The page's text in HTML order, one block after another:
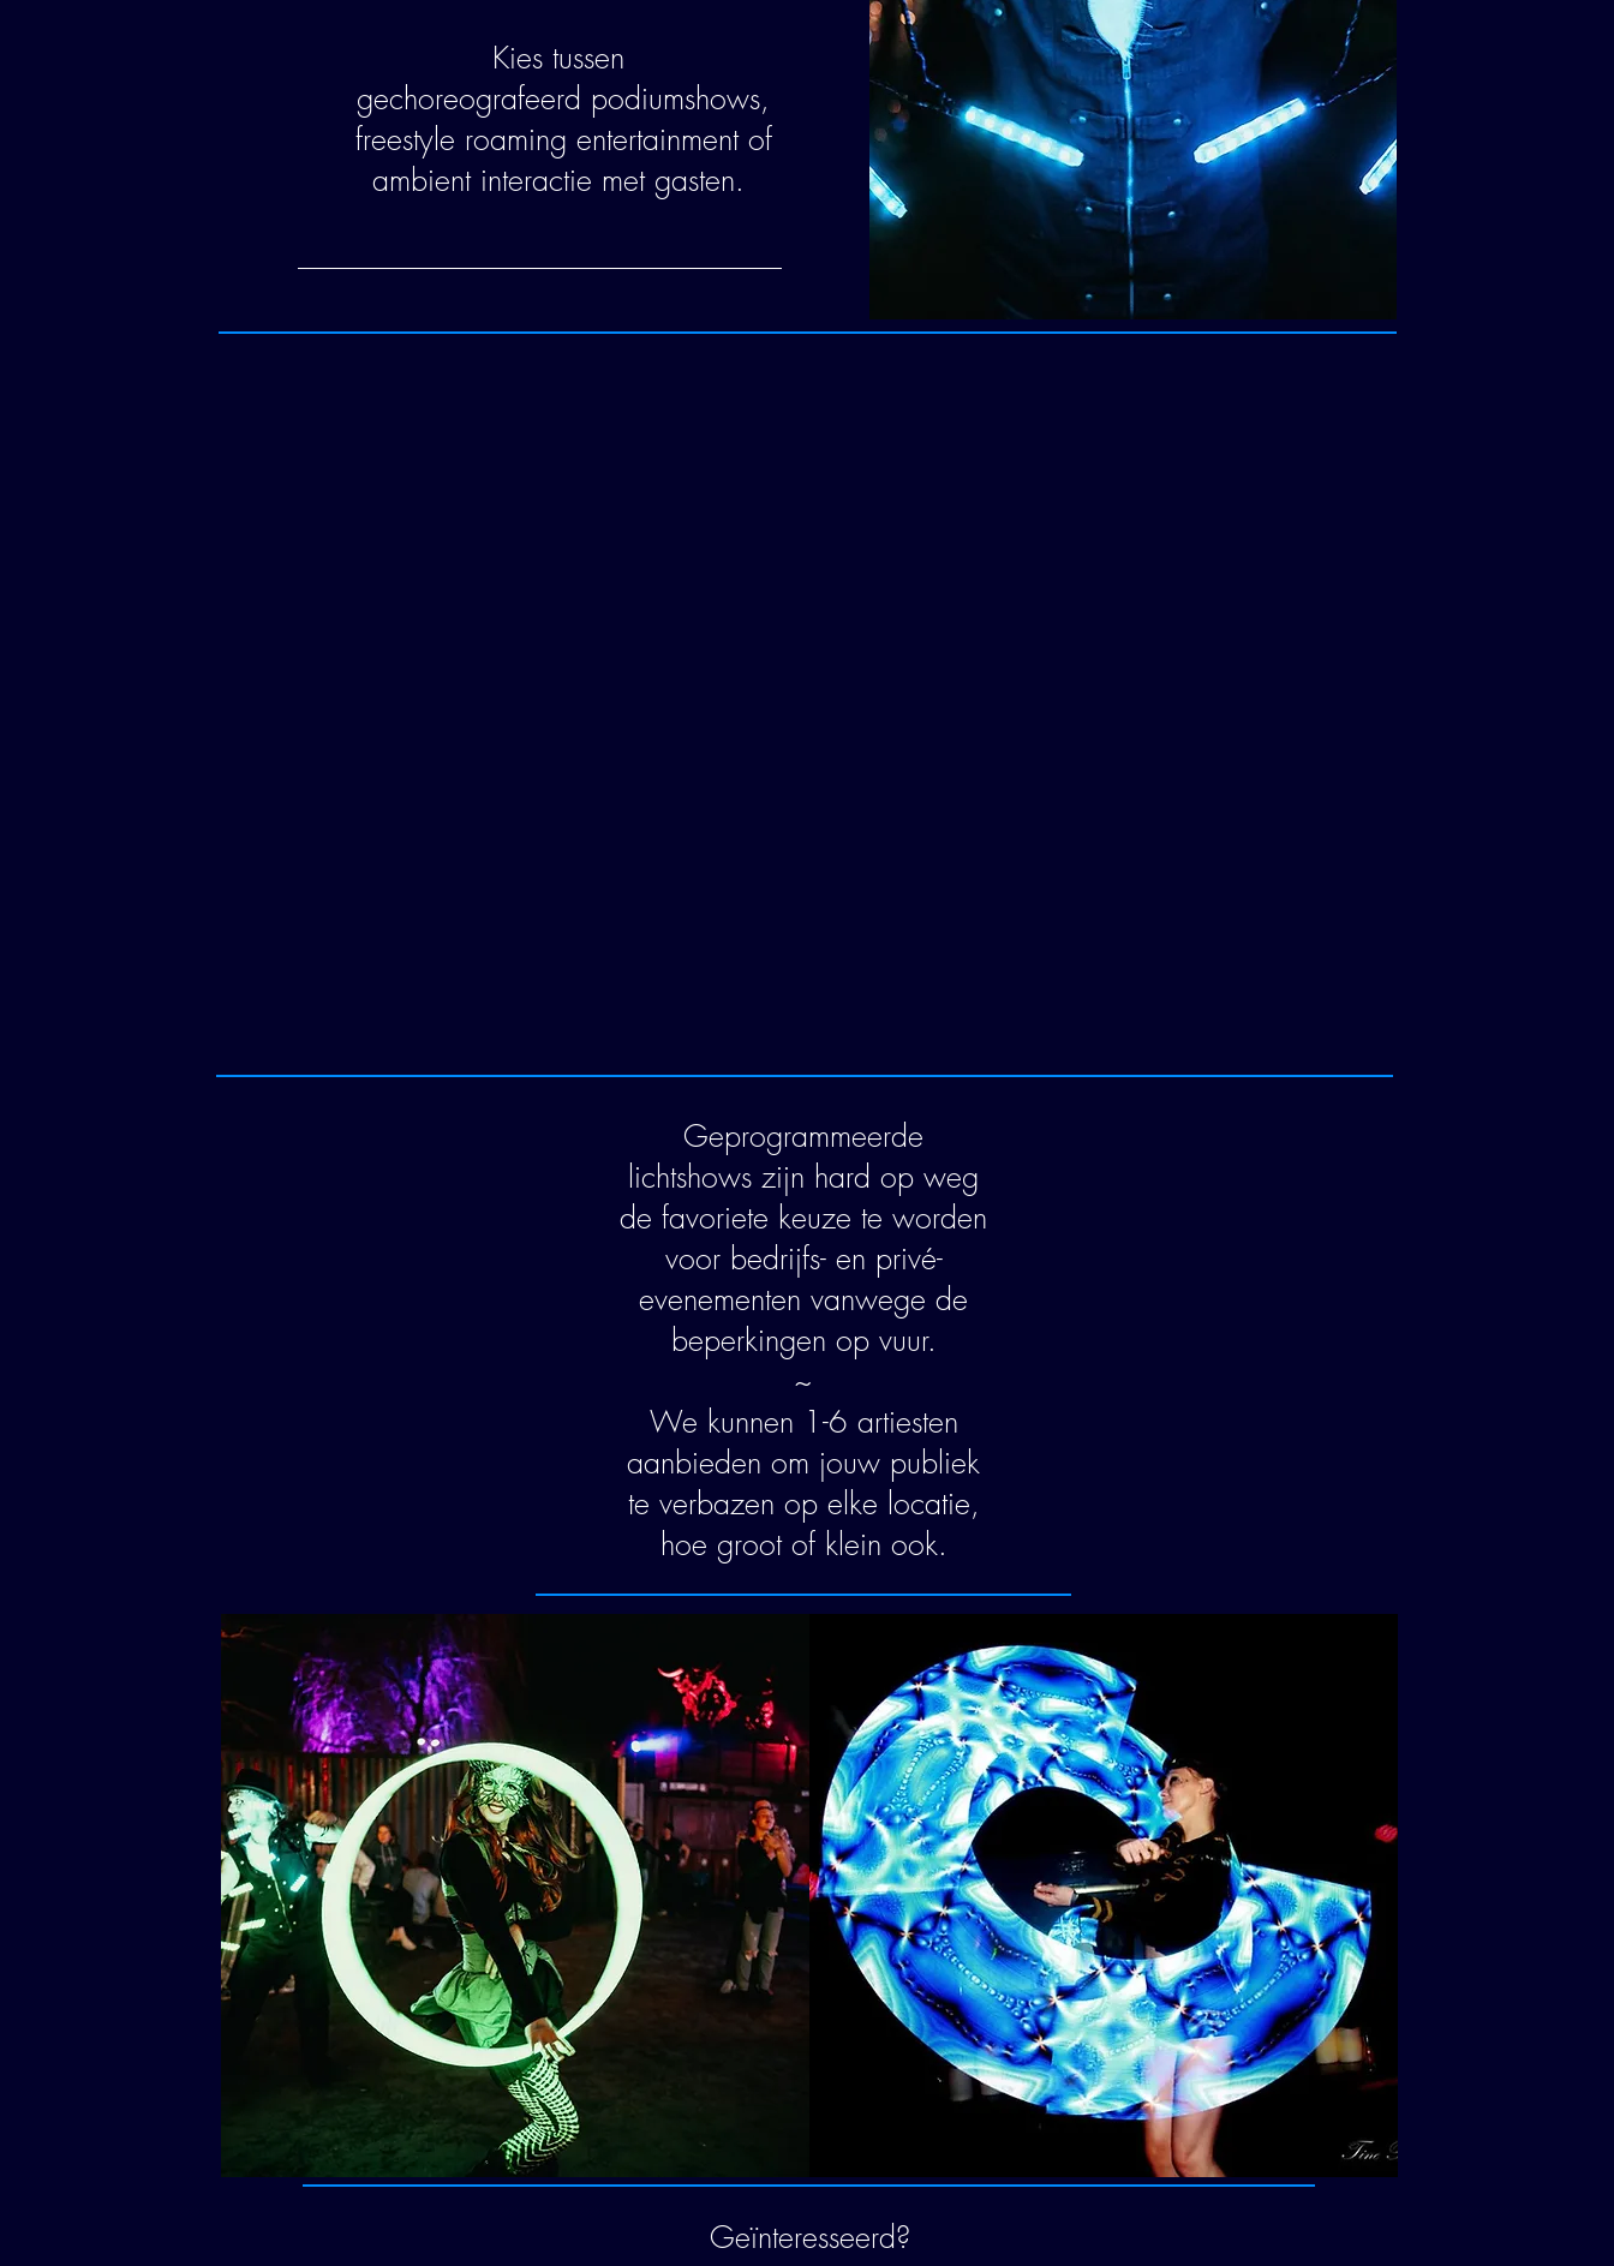
Kies tussen
gechoreografeerd podiumshows,
freestyle roaming entertainment of
ambient interactie met gasten.
Geprogrammeerde
lichtshows zijn hard op weg
de favoriete keuze te worden
voor bedrijfs- en privé-
evenementen vanwege de
beperkingen op vuur.
~
We kunnen 1-6 artiesten
aanbieden om jouw publiek
te verbazen op elke locatie,
hoe groot of klein ook.
Geïnteresseerd?